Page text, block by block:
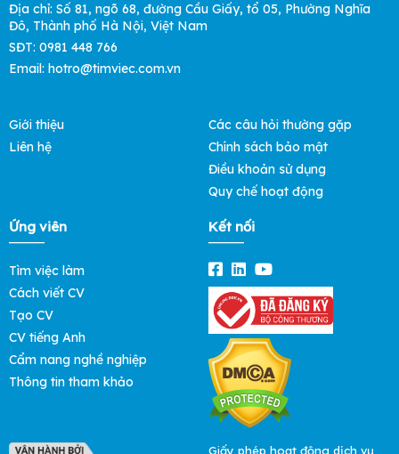
Địa chỉ: Số 81, ngõ 68, đường Cầu Giấy, tổ 05, Phường Nghĩa
Đô, Thành phố Hà Nội, Việt Nam
SĐT: 0981 448 766
Email: hotro@timviec.com.vn
Giới thiệu
Liên hệ
Các câu hỏi thường gặp
Chính sách bảo mật
Điều khoản sử dụng
Quy chế hoạt động
Ứng viên
Tìm việc làm
Cách viết CV
Tạo CV
CV tiếng Anh
Cẩm nang nghề nghiệp
Thông tin tham khảo
Kết nối
Giấy phép hoạt động dịch vụ